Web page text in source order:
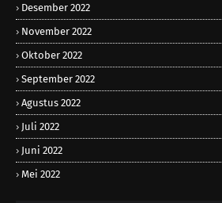
Desember 2022
November 2022
Oktober 2022
September 2022
Agustus 2022
Juli 2022
Juni 2022
Mei 2022